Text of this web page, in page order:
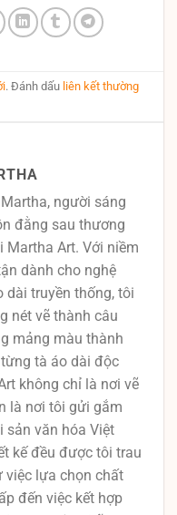
. Đánh dấu liên kết thường
người sáng
đằng sau thương
Martha Art. Với niềm
dành cho nghệ
dài truyền thống, tôi
nét vẽ thành câu
mảng màu thành
tà áo dài độc
không chỉ là nơi vẽ
là nơi tôi gửi gắm
sản văn hóa Việt
kế đều được tôi trau
việc lựa chọn chất
đến việc kết hợp